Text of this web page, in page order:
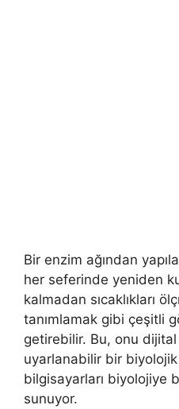
Bir enzim ağından
her seferinde yeniden
kalmadan sıcaklıkları
tanımlamak gibi çeşitli
getirebilir. Bu, onu
uyarlanabilir bir
bilgisayarları biyolojiye
sunuyor.